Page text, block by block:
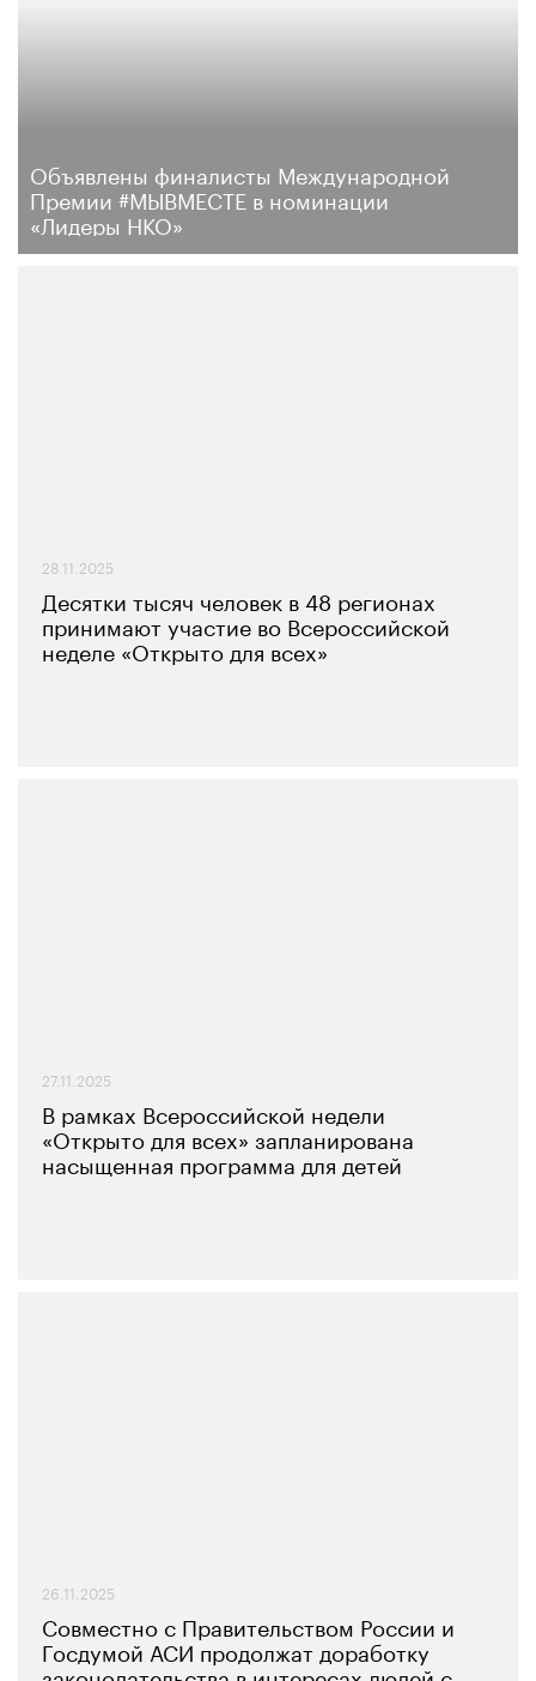
Объявлены финалисты Международной
Премии #МЫВМЕСТЕ в номинации
«Лидеры НКО»
28.11.2025
Десятки тысяч человек в 48 регионах
принимают участие во Всероссийской
неделе «Открыто для всех»
27.11.2025
В рамках Всероссийской недели
«Открыто для всех» запланирована
насыщенная программа для детей
26.11.2025
Совместно с Правительством России и
Госдумой АСИ продолжат доработку